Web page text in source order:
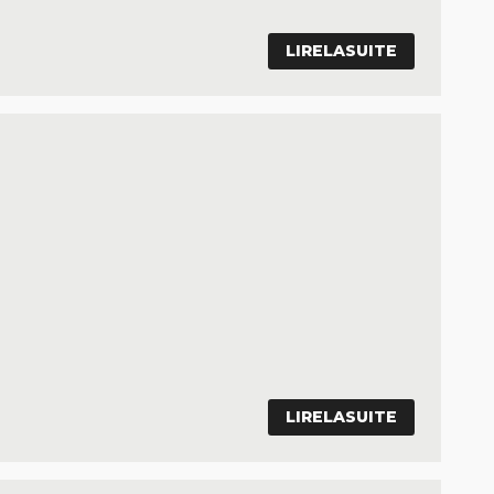
LIRELASUITE
LIRELASUITE